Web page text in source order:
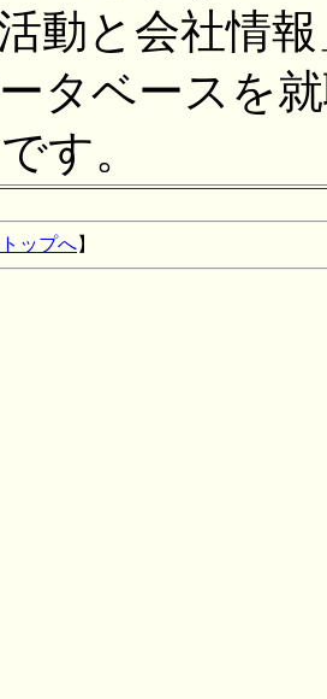
動と会社情
タベースを
す。
ップへ】